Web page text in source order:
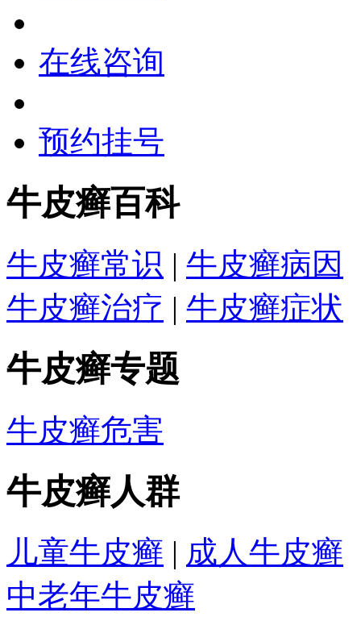
在线咨询
预约挂号
牛皮癣百科
牛皮癣常识 | 牛皮癣病因
牛皮癣治疗 | 牛皮癣症状
牛皮癣专题
牛皮癣危害
牛皮癣人群
儿童牛皮癣 | 成人牛皮癣
中老年牛皮癣